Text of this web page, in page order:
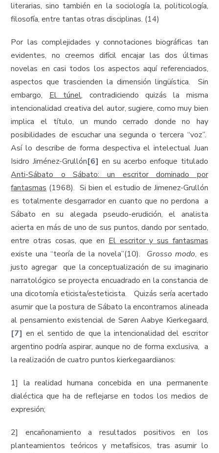
literarias, sino también en la sociología la, politicología,
filosofía, entre tantas otras disciplinas. (14)
Por las complejidades y connotaciones biográficas tan
evidentes, no creemos difícil encajar las dos últimas
novelas en casi todos los aspectos aquí referenciados,
aspectos que trascienden la dimensión lingüística. Sin
embargo, El túnel, contradiciendo quizás la misma
intencionalidad creativa del autor, sugiere, como muy bien
implica el título, un mundo cerrado donde no hay
posibilidades de escuchar una segunda o tercera “voz”.
Así lo describe de forma despectiva el intelectual Juan
Isidro Jiménez-Grullón[6] en su acerbo enfoque titulado
Anti-Sábato o Sábato: un escritor dominado por
fantasmas (1968). Si bien el estudio de Jimenez-Grullón
es totalmente desgarrador en cuanto que no perdona a
Sábato en su alegada pseudo-erudición, el analista
acierta en más de uno de sus puntos, dando por sentado,
entre otras cosas, que en El escritor y sus fantasmas
existe una “teoría de la novela”(10). Grosso modo, es
justo agregar que la conceptualización de su imaginario
narratológico se proyecta encuadrado en la constancia de
una dicotomía eticista/esteticista. Quizás sería acertado
asumir que la postura de Sábato la encontramos alineada
al pensamiento existencial de Søren Aabye Kierkegaard,
[7] en el sentido de que la intencionalidad del escritor
argentino podría aspirar, aunque no de forma exclusiva, a
la realización de cuatro puntos kierkegaardianos:
1] la realidad humana concebida en una permanente
dialéctica que ha de reflejarse en todos los medios de
expresión;
2] encañonamiento a resultados positivos en los
planteamientos teóricos y metafísicos, tras asumir lo